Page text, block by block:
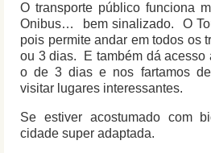
O transporte público funciona
Onibus… bem sinalizado. O
pois permite andar em todos os
ou 3 dias. E também dá
o de 3 dias e nos fartamos
visitar lugares interessantes.
Se estiver acostumado com
cidade super adaptada.